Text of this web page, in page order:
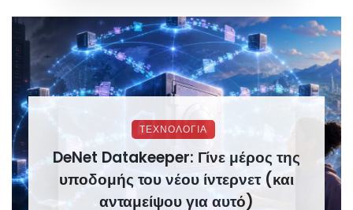
ΤΕΧΝΟΛΟΓΙΑ
DeNet Datakeeper: Γίνε μέρος της
υποδομής του νέου ίντερνετ (και
ανταμείψου για αυτό)